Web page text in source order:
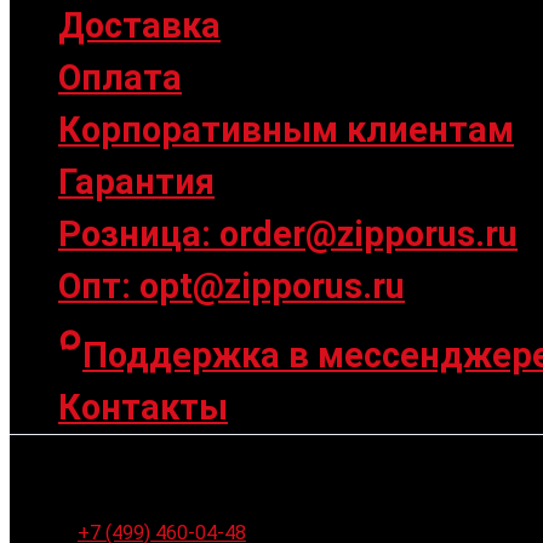
Доставка
Оплата
Корпоративным клиентам
Гарантия
Розница: order@zipporus.ru
Опт: opt@zipporus.ru
Поддержка в
Контакты
+7 (499) 460-04-48